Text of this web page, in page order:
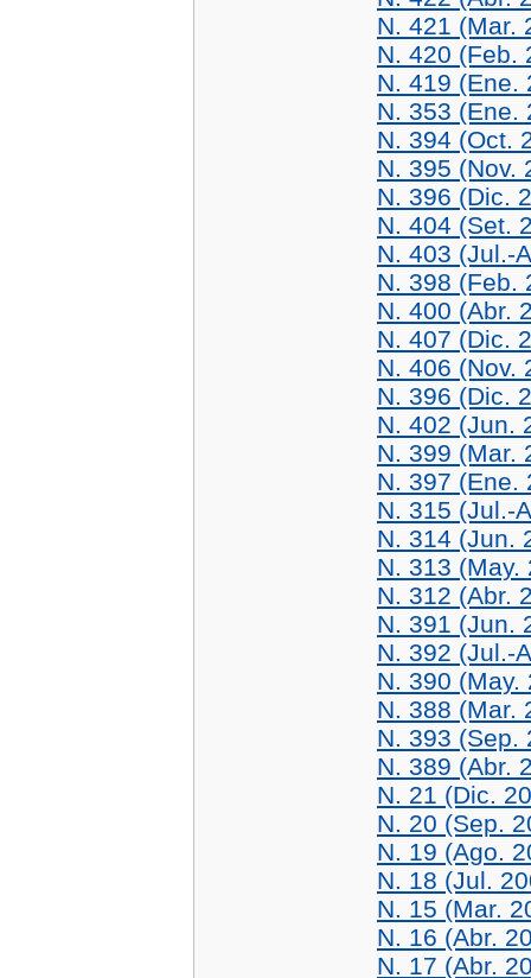
N. 421 (Mar.
N. 420 (Feb.
N. 419 (Ene.
N. 353 (Ene.
N. 394 (Oct.
N. 395 (Nov.
N. 396 (Dic.
N. 404 (Set.
N. 403 (Jul.-
N. 398 (Feb.
N. 400 (Abr.
N. 407 (Dic.
N. 406 (Nov.
N. 396 (Dic.
N. 402 (Jun.
N. 399 (Mar.
N. 397 (Ene.
N. 315 (Jul.-
N. 314 (Jun.
N. 313 (May.
N. 312 (Abr.
N. 391 (Jun.
N. 392 (Jul.-
N. 390 (May.
N. 388 (Mar.
N. 393 (Sep.
N. 389 (Abr.
N. 21 (Dic.
N. 20 (Sep.
N. 19 (Ago.
N. 18 (Jul.
N. 15 (Mar.
N. 16 (Abr.
N. 17 (Abr.